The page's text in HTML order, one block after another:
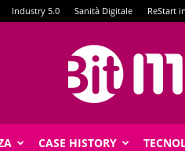
Industry 5.0 Sanità Digitale ReStart
CASE HISTORY